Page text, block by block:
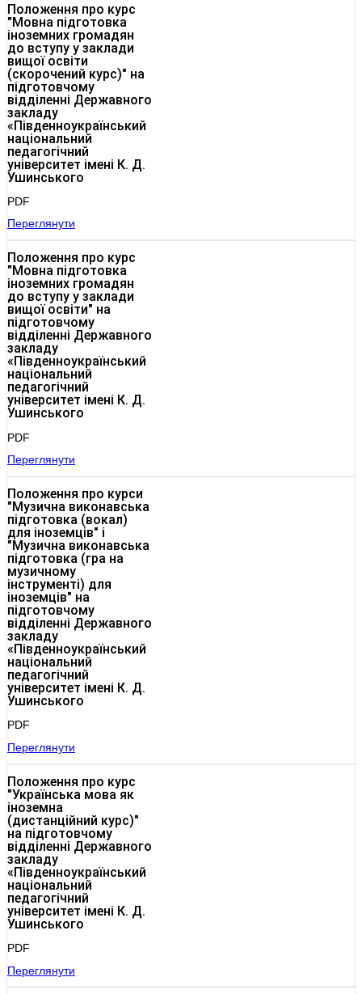
Положення про курс
"Мовна підготовка
іноземних громадян
до вступу у заклади
вищої освіти
(скорочений курс)" на
підготовчому
відділенні Державного
закладу
«Південноукраїнський
національний
педагогічний
університет імені К. Д.
Ушинського
PDF
Переглянути
Положення про курс
"Мовна підготовка
іноземних громадян
до вступу у заклади
вищої освіти" на
підготовчому
відділенні Державного
закладу
«Південноукраїнський
національний
педагогічний
університет імені К. Д.
Ушинського
PDF
Переглянути
Положення про курси
"Музична виконавська
підготовка (вокал)
для іноземців" і
"Музична виконавська
підготовка (гра на
музичному
інструменті) для
іноземців" на
підготовчому
відділенні Державного
закладу
«Південноукраїнський
національний
педагогічний
університет імені К. Д.
Ушинського
PDF
Переглянути
Положення про курс
"Українська мова як
іноземна
(дистанційний курс)"
на підготовчому
відділенні Державного
закладу
«Південноукраїнський
національний
педагогічний
університет імені К. Д.
Ушинського
PDF
Переглянути